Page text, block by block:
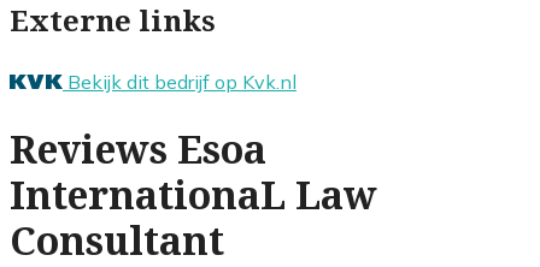
Externe links
Bekijk dit bedrijf op Kvk.nl
Reviews Esoa
InternationaL Law
Consultant